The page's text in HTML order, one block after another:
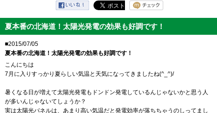
夏本番の北海道！太陽光発電の効果も好調です！
■2015/07/05
夏本番の北海道！太陽光発電の効果も好調です！
こんにちは
7月に入りすっかり夏らしい気温と天気になってきましたね(^_^)/
暑くなる日が増えて太陽光発電もドンドン発電しているんじゃないかと思う人
が多いんじゃないてしょうか？
実は太陽光パネルは、あまり高い気温だと発電効率が落ちちゃうのしってまし